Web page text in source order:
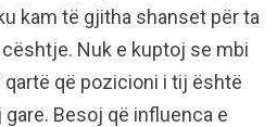
kam të gjitha shanset për ta
Nuk e kuptoj se mbi
qartë që pozicioni i tij është
Besoj që influenca e